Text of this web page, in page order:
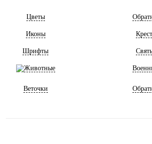
Цветы
Иконы
Шрифты
Животные
Веточки